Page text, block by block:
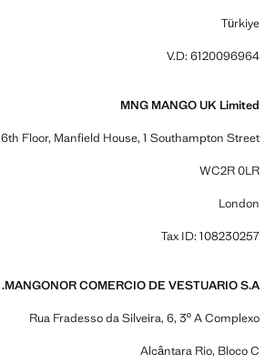
Türkiye
V.D: 6120096964
MNG MANGO UK Limited
6th Floor, Manfield House, 1 Southampton Street,
WC2R 0LR
London
Tax ID: 108230257
MANGONOR COMERCIO DE VESTUARIO S.A.
Rua Fradesso da Silveira, 6, 3º A Complexo
Alcântara Rio, Bloco C